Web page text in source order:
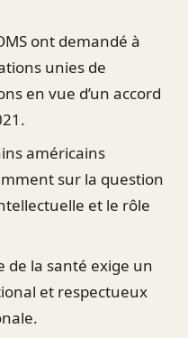
ont demandé à
unies de
en vue d’un accord
américains
sur la question
et le rôle
la santé exige un
et respectueux